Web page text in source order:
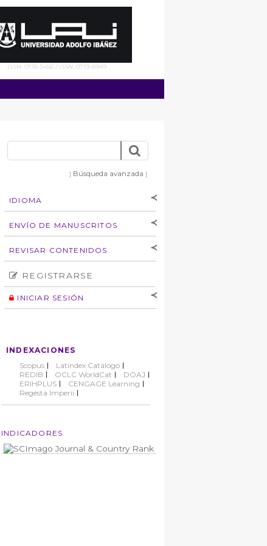
ISSN: 0718-5456 / ISSN: 0719-8949
] Búsqueda avanzada [
IDIOMA
[Español ] [English]
ENVÍO DE MANUSCRITOS
autores
Derechos de autoría
Normas éticas
REVISAR CONTENIDOS
Número
Autor
REGISTRARSE
INICIAR SESIÓN
INDEXACIONES
Scopus
Latindex Catálogo
REDIB
OCLC WorldCat
DOAJ
ERIHPLUS
CENGAGE Learning
Regesta Imperii
INDICADORES